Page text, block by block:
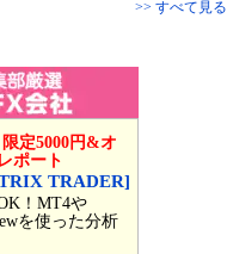
>> すべて見る
定5000円&オ
ポート
TRADER]
！MT4や
を使った分析